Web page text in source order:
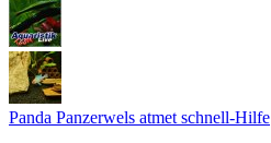
Panda Panzerwels atmet schnell-Hilfe